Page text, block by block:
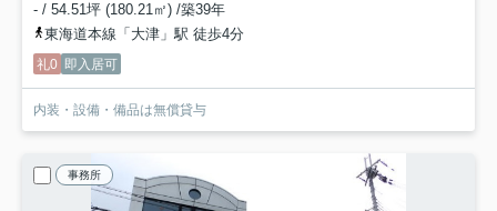
- / 54.51坪 (180.21㎡) /築39年
東海道本線「大津」駅 徒歩4分
礼0 即入居可
内装・設備・備品は無償貸与
事務所